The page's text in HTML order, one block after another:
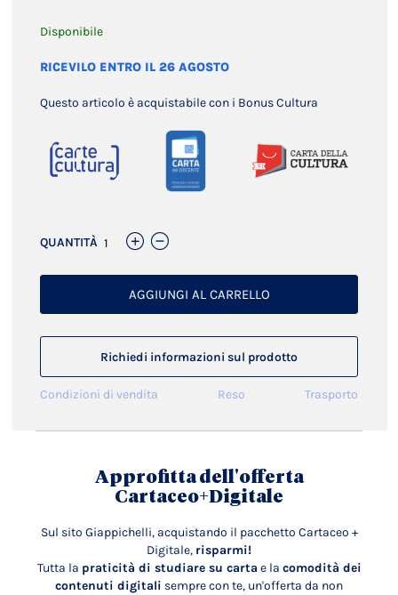
Disponibile
RICEVILO ENTRO IL 26 AGOSTO
Questo articolo è acquistabile con i Bonus Cultura
QUANTITÀ
AGGIUNGI AL CARRELLO
Richiedi informazioni sul prodotto
Condizioni di vendita Reso Trasporto
Approfitta dell'offerta
Cartaceo+Digitale
Sul sito Giappichelli, acquistando il pacchetto Cartaceo +
Digitale, risparmi!
Tutta la praticità di studiare su carta e la comodità dei
contenuti digitali sempre con te, un'offerta da non